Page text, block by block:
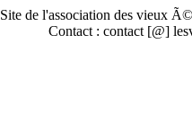
Site de l'association des vieux
Contact : contact [@]